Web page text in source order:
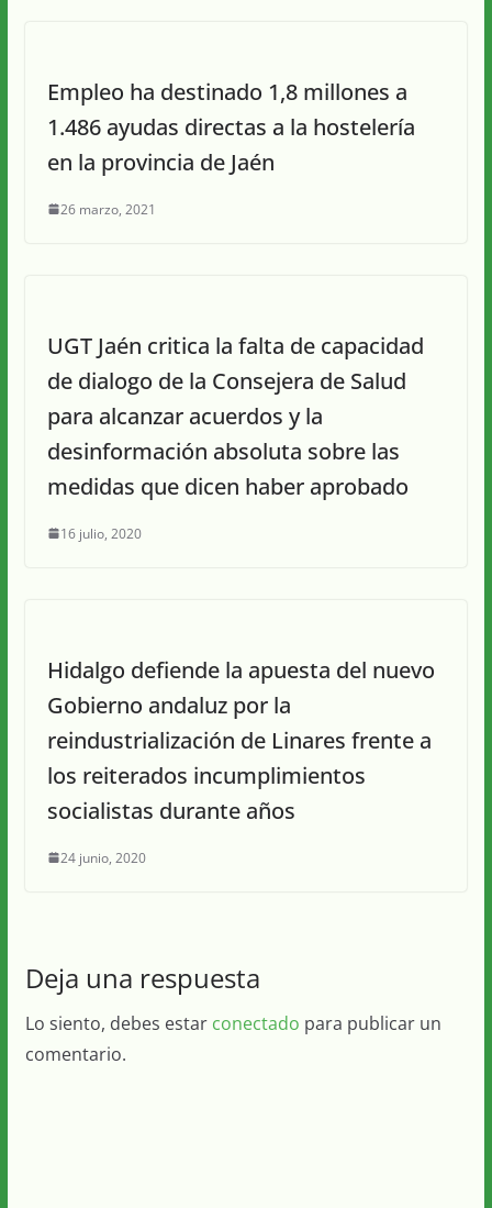
Empleo ha destinado 1,8 millones a
1.486 ayudas directas a la hostelería
en la provincia de Jaén
26 marzo, 2021
UGT Jaén critica la falta de capacidad
de dialogo de la Consejera de Salud
para alcanzar acuerdos y la
desinformación absoluta sobre las
medidas que dicen haber aprobado
16 julio, 2020
Hidalgo defiende la apuesta del nuevo
Gobierno andaluz por la
reindustrialización de Linares frente a
los reiterados incumplimientos
socialistas durante años
24 junio, 2020
Deja una respuesta
Lo siento, debes estar conectado para publicar un
comentario.